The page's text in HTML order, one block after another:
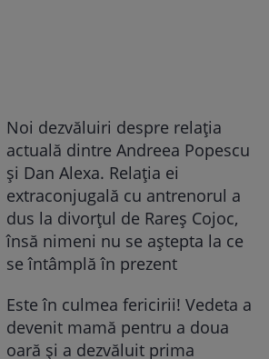
Noi dezvăluiri despre relația
actuală dintre Andreea Popescu
și Dan Alexa. Relația ei
extraconjugală cu antrenorul a
dus la divorțul de Rareș Cojoc,
însă nimeni nu se aștepta la ce
se întâmplă în prezent
Este în culmea fericirii! Vedeta a
devenit mamă pentru a doua
oară și a dezvăluit prima